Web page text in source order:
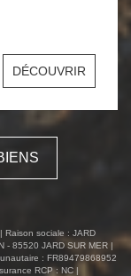
DÉCOUVRIR
Raison sociale : JARD
- 85520 JARD SUR MER |
: FR89479868952
RCP : NC |